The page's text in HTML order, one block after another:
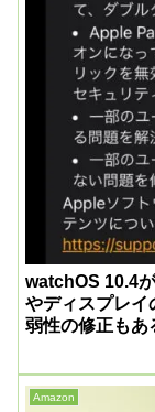
watchOS 10.4
やディスプレイ
弱性の修正もあ
Amazon